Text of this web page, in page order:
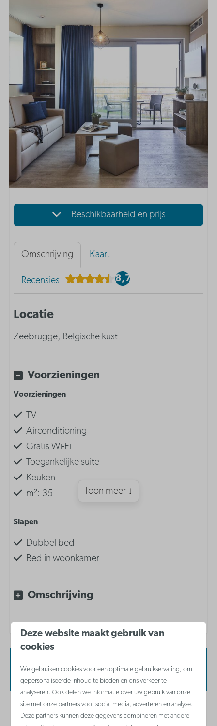
Beschikbaarheid en prijs
Omschrijving Kaart
Recensies 8,7
Locatie
Zeebrugge, Belgische kust
Voorzieningen
Voorzieningen
TV
Airconditioning
Gratis Wi-Fi
Toegankelijke suite
Keuken
m²: 35
Slapen
Dubbel bed
Bed in woonkamer
Zetelbed in woonkamer
Dubbel bed in woonkamer
Keuken inventaris
Koffiezetapparaat met filter
Combi-microgolfoven
Koelkast met vriesvak
Toon meer ↓
Omschrijving
Beschikbaarheid en prijs
2 gasten
Deze website maakt gebruik van
cookies
We gebruiken cookies voor een optimale gebruikservaring, om
gepersonaliseerde inhoud te bieden en ons verkeer te
analyseren. Ook delen we informatie over uw gebruik van onze
site met onze partners voor social media, adverteren en analyse.
Deze partners kunnen deze gegevens combineren met andere